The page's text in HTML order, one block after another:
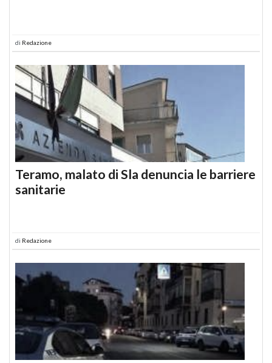
di Redazione
Teramo, malato di Sla denuncia le barriere
sanitarie
di Redazione